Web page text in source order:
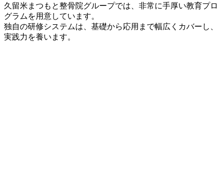
久留米まつもと整骨院グループでは、非常に手厚い教育プロ
グラムを用意しています。
独自の研修システムは、基礎から応用まで幅広くカバーし、
実践力を養います。